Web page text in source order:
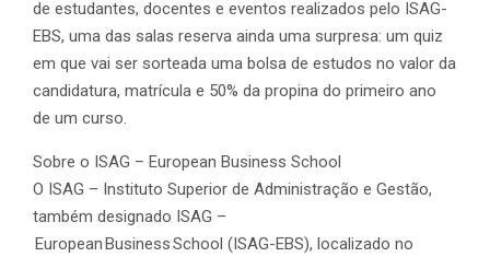
de estudantes, docentes e eventos realizados pelo ISAG-
EBS, uma das salas reserva ainda uma surpresa: um quiz
em que vai ser sorteada uma bolsa de estudos no valor da
candidatura, matrícula e 50% da propina do primeiro ano
de um curso.
Sobre o ISAG – European Business School
O ISAG – Instituto Superior de Administração e Gestão,
também designado ISAG –
European Business School (ISAG-EBS), localizado no